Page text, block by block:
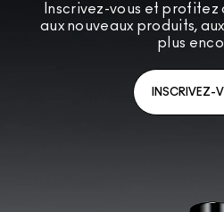
Inscrivez-vous et profitez
aux nouveaux produits,
plus
INSCRIVEZ-